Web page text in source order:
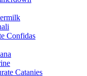
Confidas
Catanies